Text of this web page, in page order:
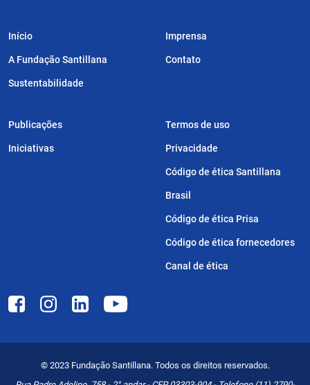
Início
A Fundação Santillana
Sustentabilidade
Publicações
Iniciativas
Imprensa
Contato
Termos de uso
Privacidade
Código de ética Santillana
Brasil
Código de ética Prisa
Código de ética fornecedores
Canal de ética
© 2023 Fundação Santillana. Todos os direitos reservados.